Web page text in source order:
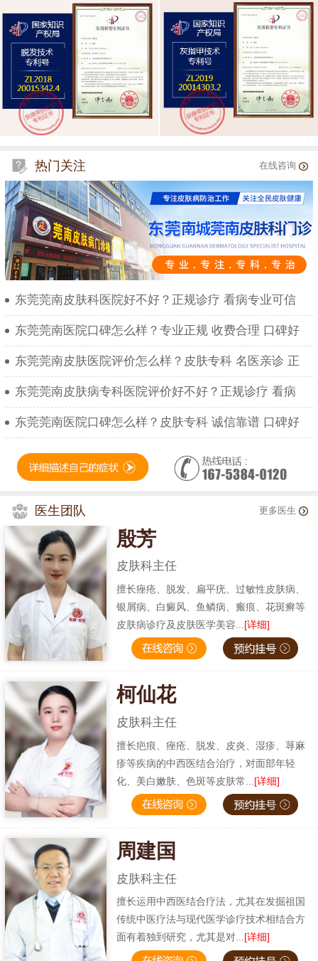
热门关注 在线咨询
东莞莞南皮肤科医院好不好？正规诊疗 看病专业可信
东莞莞南医院口碑怎么样？专业正规 收费合理 口碑好
东莞莞南皮肤医院评价怎么样？皮肤专科 名医亲诊 正
东莞莞南皮肤病专科医院评价好不好？正规诊疗 看病
东莞莞南医院口碑怎么样？皮肤专科 诚信靠谱 口碑好
医生团队 更多医生
殷芳
皮肤科主任
擅长痤疮、脱发、扁平疣、过敏性皮肤病、
银屑病、白癜风、鱼鳞病、瘢痕、花斑癣等
皮肤病诊疗及皮肤医学美容... [详细]
柯仙花
皮肤科主任
擅长疤痕、痤疮、脱发、皮炎、湿疹、荨麻
疹等疾病的中西医结合治疗，对面部年轻
化、美白嫩肤、色斑等皮肤常... [详细]
周建国
皮肤科主任
擅长运用中西医结合疗法，尤其在发掘祖国
传统中医疗法与现代医学诊疗技术相结合方
面有着独到研究，尤其是对...[详细]